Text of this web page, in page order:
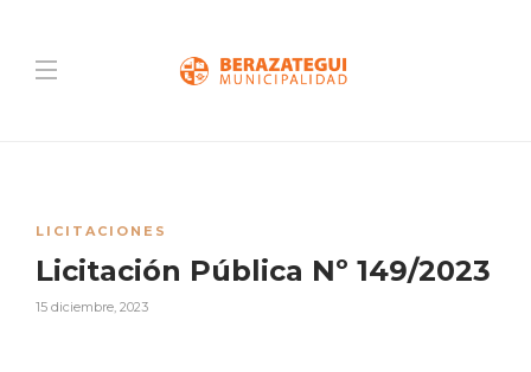
LICITACIONES
Licitación Pública Nº 149/2023
15 diciembre, 2023